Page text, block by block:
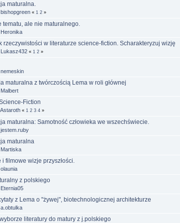
maturalna.
bishopgreen « 1 2 »
tematu, ale nie maturalnego.
Heronika
rzeczywistości w literaturze science-fiction. Scharakteryzuj wizję
Lukasz432 « 1 2 »
nemeskin
maturalna z twórczością Lema w roli głównej
Malbert
Fiction
Astaroth « 1 2 3 4 »
maturalna: Samotność człowieka we wszechświecie.
jestem.ruby
maturalna
Martiska
filmowe wizje przyszłości.
olaunia
z polskiego
Eternia05
z Lema o "żywej", biotechnologicznej architekturze
a.obtulka
literatury do matury z j.polskiego